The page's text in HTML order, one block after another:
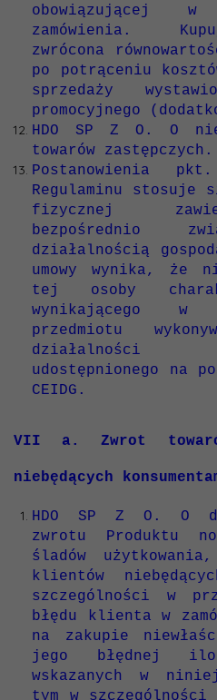
obowiązującej
zamówienia.
zwrócona
po potrąceniu
sprzedaży
promocyjnego
HDO SP Z O. O
towarów zastępczych.
Postanowienia
Regulaminu stosuje
fizycznej
bezpośrednio
działalnością
umowy wynika, że
tej osoby
wynikającego w
przedmiotu
działalności
udostępnionego na
CEIDG.
VII a. Zwrot
niebędących
HDO SP Z O. O
zwrotu Produktu
śladów
klientów
szczególności w
błędu klienta w
na zakupie
jego błędnej
wskazanych w